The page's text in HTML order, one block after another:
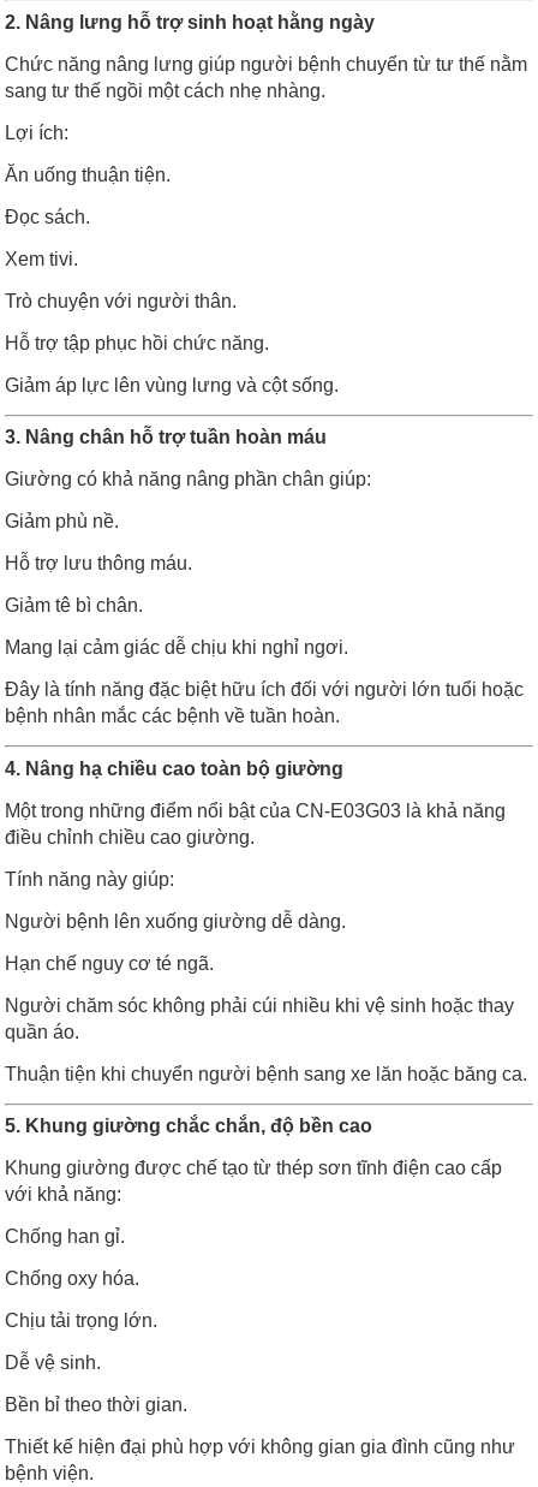
2. Nâng lưng hỗ trợ sinh hoạt hằng ngày
Chức năng nâng lưng giúp người bệnh chuyển từ tư thế nằm
sang tư thế ngồi một cách nhẹ nhàng.
Lợi ích:
Ăn uống thuận tiện.
Đọc sách.
Xem tivi.
Trò chuyện với người thân.
Hỗ trợ tập phục hồi chức năng.
Giảm áp lực lên vùng lưng và cột sống.
3. Nâng chân hỗ trợ tuần hoàn máu
Giường có khả năng nâng phần chân giúp:
Giảm phù nề.
Hỗ trợ lưu thông máu.
Giảm tê bì chân.
Mang lại cảm giác dễ chịu khi nghỉ ngơi.
Đây là tính năng đặc biệt hữu ích đối với người lớn tuổi hoặc
bệnh nhân mắc các bệnh về tuần hoàn.
4. Nâng hạ chiều cao toàn bộ giường
Một trong những điểm nổi bật của CN-E03G03 là khả năng
điều chỉnh chiều cao giường.
Tính năng này giúp:
Người bệnh lên xuống giường dễ dàng.
Hạn chế nguy cơ té ngã.
Người chăm sóc không phải cúi nhiều khi vệ sinh hoặc thay
quần áo.
Thuận tiện khi chuyển người bệnh sang xe lăn hoặc băng ca.
5. Khung giường chắc chắn, độ bền cao
Khung giường được chế tạo từ thép sơn tĩnh điện cao cấp
với khả năng:
Chống han gỉ.
Chống oxy hóa.
Chịu tải trọng lớn.
Dễ vệ sinh.
Bền bỉ theo thời gian.
Thiết kế hiện đại phù hợp với không gian gia đình cũng như
bệnh viện.